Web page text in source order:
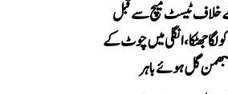
خلاف ٹیسٹ میچ سے قبل
لگا جھٹکا، انگلی میں چوٹ کے
گل ہوئے باہر